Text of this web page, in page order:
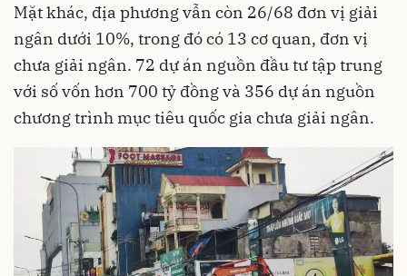
Mặt khác, địa phương vẫn còn 26/68 đơn vị giải
ngân dưới 10%, trong đó có 13 cơ quan, đơn vị
chưa giải ngân. 72 dự án nguồn đầu tư tập trung
với số vốn hơn 700 tỷ đồng và 356 dự án nguồn
chương trình mục tiêu quốc gia chưa giải ngân.